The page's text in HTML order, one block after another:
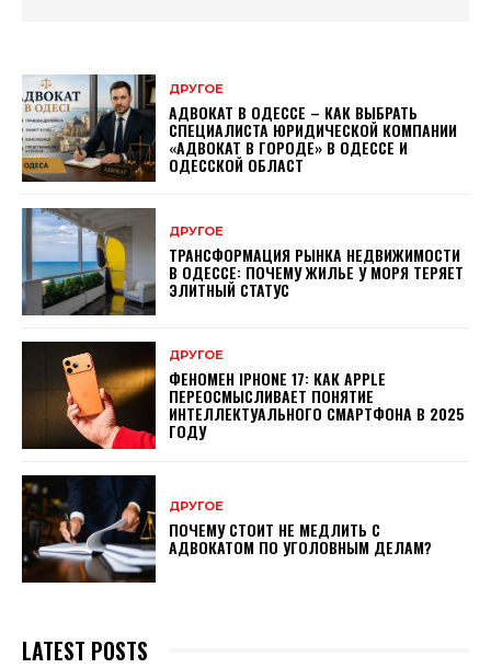
ДРУГОЕ
АДВОКАТ В ОДЕССЕ – КАК ВЫБРАТЬ
СПЕЦИАЛИСТА ЮРИДИЧЕСКОЙ КОМПАНИИ
«АДВОКАТ В ГОРОДЕ» В ОДЕССЕ И
ОДЕССКОЙ ОБЛАСТ
ДРУГОЕ
ТРАНСФОРМАЦИЯ РЫНКА НЕДВИЖИМОСТИ
В ОДЕССЕ: ПОЧЕМУ ЖИЛЬЕ У МОРЯ ТЕРЯЕТ
ЭЛИТНЫЙ СТАТУС
ДРУГОЕ
ФЕНОМЕН IPHONE 17: КАК APPLE
ПЕРЕОСМЫСЛИВАЕТ ПОНЯТИЕ
ИНТЕЛЛЕКТУАЛЬНОГО СМАРТФОНА В 2025
ГОДУ
ДРУГОЕ
ПОЧЕМУ СТОИТ НЕ МЕДЛИТЬ С
АДВОКАТОМ ПО УГОЛОВНЫМ ДЕЛАМ?
LATEST POSTS